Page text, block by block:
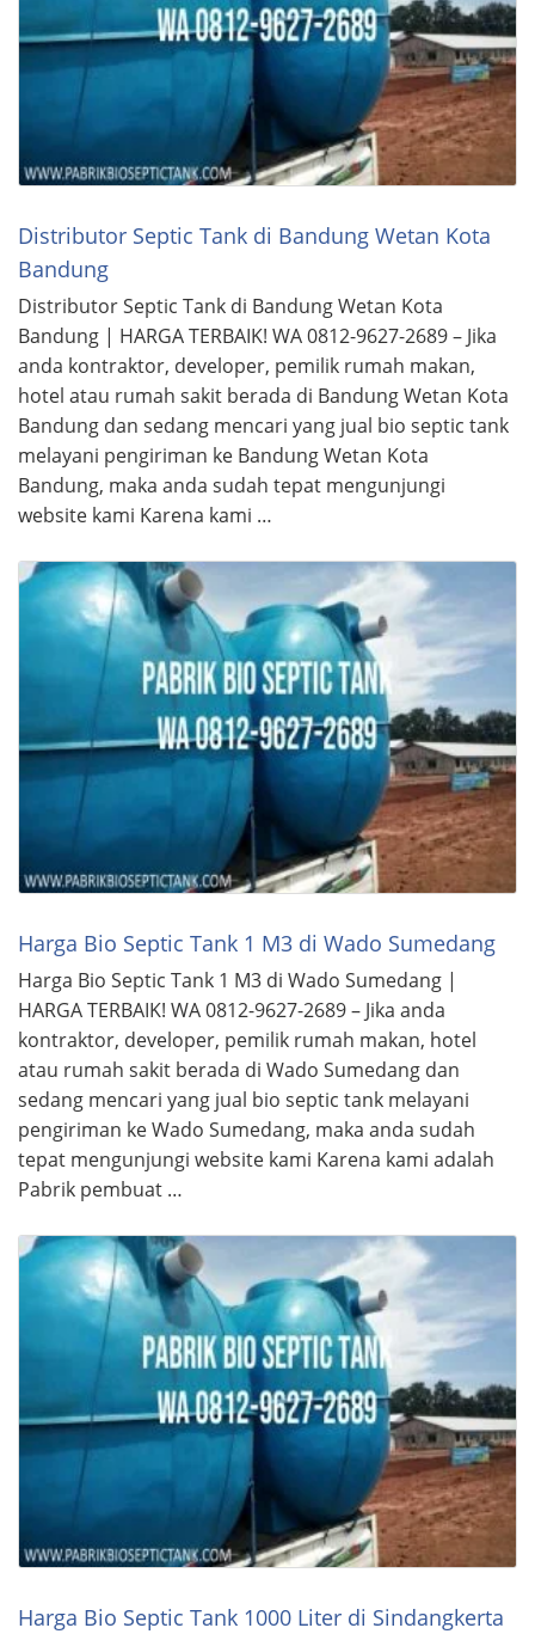
Distributor Septic Tank di Bandung Wetan Kota
Bandung
Distributor Septic Tank di Bandung Wetan Kota
Bandung | HARGA TERBAIK! WA 0812-9627-2689 – Jika
anda kontraktor, developer, pemilik rumah makan,
hotel atau rumah sakit berada di Bandung Wetan Kota
Bandung dan sedang mencari yang jual bio septic tank
melayani pengiriman ke Bandung Wetan Kota
Bandung, maka anda sudah tepat mengunjungi
website kami Karena kami …
Harga Bio Septic Tank 1 M3 di Wado Sumedang
Harga Bio Septic Tank 1 M3 di Wado Sumedang |
HARGA TERBAIK! WA 0812-9627-2689 – Jika anda
kontraktor, developer, pemilik rumah makan, hotel
atau rumah sakit berada di Wado Sumedang dan
sedang mencari yang jual bio septic tank melayani
pengiriman ke Wado Sumedang, maka anda sudah
tepat mengunjungi website kami Karena kami adalah
Pabrik pembuat …
Harga Bio Septic Tank 1000 Liter di Sindangkerta